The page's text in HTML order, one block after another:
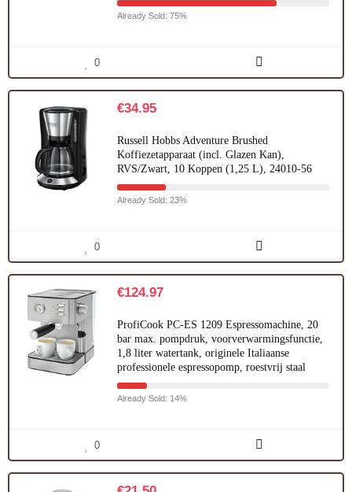
Already Sold: 75%
0
€34.95
Russell Hobbs Adventure Brushed
Koffiezetapparaat (incl. Glazen Kan),
RVS/Zwart, 10 Koppen (1,25 L), 24010-56
Already Sold: 23%
0
€124.97
ProfiCook PC-ES 1209 Espressomachine, 20
bar max. pompdruk, voorverwarmingsfunctie,
1,8 liter watertank, originele Italiaanse
professionele espressopomp, roestvrij staal
Already Sold: 14%
0